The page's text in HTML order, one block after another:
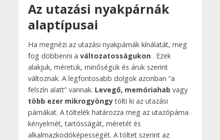
Az utazási nyakpárnák
alaptípusai
Ha megnézi az utazási nyakpárnák kínálatát, meg
fog döbbenni a változatosságukon. Ezek
alakjuk, méretük, minőségük és áruk szerint
változnak. A legfontosabb dolgok azonban “a
felszín alatt” vannak. Levegő, memóriahabvagy
több ezer mikrogyöngytölti ki az utazási
párnákat. A töltelék határozza meg az utazópárna
kényelmét, tartósságát, méretét és
alkalmazkodóképességét. A töltet szerint az